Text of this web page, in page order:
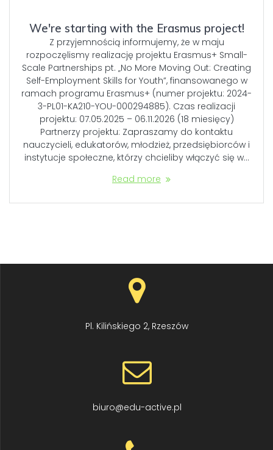
We're starting with the Erasmus project!
Z przyjemnością informujemy, że w maju
rozpoczęlismy realizację projektu Erasmus+ Small-
Scale Partnerships pt. „No More Moving Out: Creating
Self-Employment Skills for Youth”, finansowanego w
ramach programu Erasmus+ (numer projektu: 2024-
3-PL01-KA210-YOU-000294885). Czas realizacji
projektu: 07.05.2025 – 06.11.2026 (18 miesięcy)
Partnerzy projektu: Zapraszamy do kontaktu
nauczycieli, edukatorów, młodzież, przedsiębiorców i
instytucje społeczne, którzy chcieliby włączyć się w…
Read more
Pl. Kilińskiego 2, Rzeszów
biuro@edu-active.pl